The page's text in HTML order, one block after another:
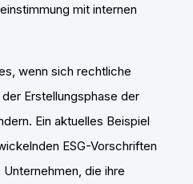
mit internen
wenn sich rechtliche
Erstellungsphase der
Ein aktuelles Beispiel
ESG-Vorschriften
die ihre